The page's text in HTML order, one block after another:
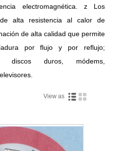
electromagnética. z Los
alta resistencia al calor de
de alta calidad que permite
por flujo y por reflujo;
discos duros, módems,
View as